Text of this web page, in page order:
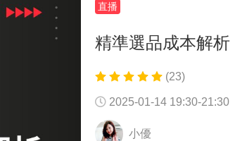
直播
精準選品成本解析
(23)
2025-01-14 19:30-21:30
小優